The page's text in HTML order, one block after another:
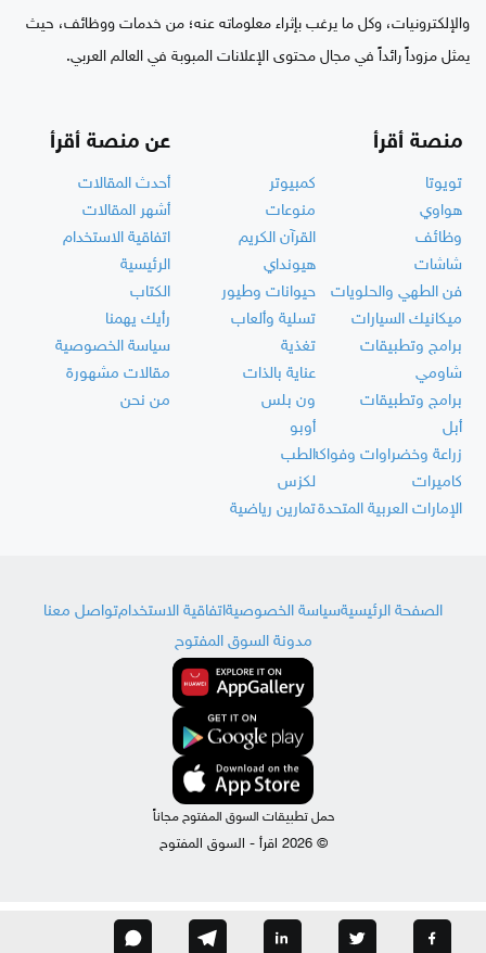
والإلكترونيات، وكل ما يرغب بإثراء معلوماته عنه؛ من خدمات ووظائف، حيث
يمثل مزوداً رائداً في مجال محتوى الإعلانات المبوبة في العالم العربي.
منصة أقرأ
تويوتا
كمبيوتر
هواوي
منوعات
وظائف
القرآن الكريم
شاشات
هيونداي
فن الطهي والحلويات
حيوانات وطيور
ميكانيك السيارات
تسلية وألعاب
برامج وتطبيقات
تغذية
شاومي
عناية بالذات
برامج وتطبيقات
ون بلس
أبل
أوبو
زراعة وخضراوات وفواكهالطب
كاميرات
لكزس
الإمارات العربية المتحدةتمارين رياضية
عن منصة أقرأ
أحدث المقالات
أشهر المقالات
اتفاقية الاستخدام
الرئيسية
الكتاب
رأيك يهمنا
سياسة الخصوصية
مقالات مشهورة
من نحن
الصفحة الرئيسيةسياسة الخصوصيةاتفاقية الاستخدامتواصل معنا
مدونة السوق المفتوح
حمل تطبيقات السوق المفتوح مجاناً
© 2026 اقرأ - السوق المفتوح